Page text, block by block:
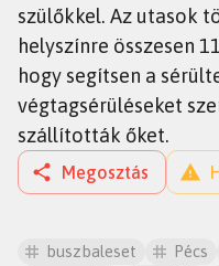
szülőkkel. Az utasok
helyszínre összesen
hogy segítsen a
végtagsérüléseket
szállították őket.
Megosztás
buszbaleset Pécs